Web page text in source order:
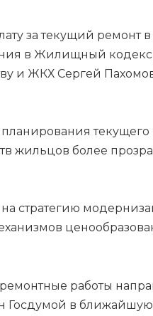
за текущий ремонт
в Жилищный кодекс,
и ЖКХ Сергей
жильцов более
стратегию
работы
в